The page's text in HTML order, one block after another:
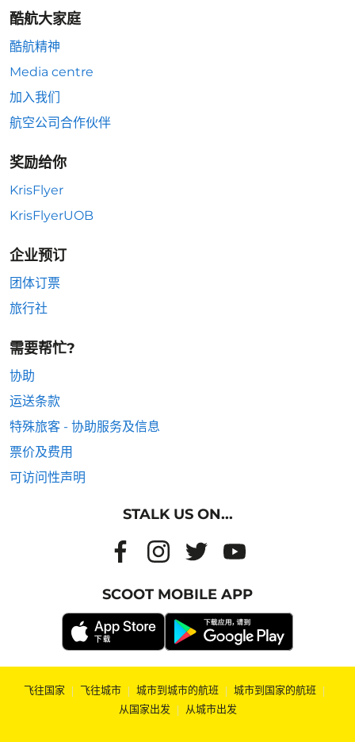
酷航大家庭
酷航精神
Media centre
加入我们
航空公司合作伙伴
奖励给你
KrisFlyer
KrisFlyerUOB
企业预订
团体订票
旅行社
需要帮忙?
协助
运送条款
特殊旅客 - 协助服务及信息
票价及费用
可访问性声明
STALK US ON...
SCOOT MOBILE APP
飞往国家 | 飞往城市 | 城市到城市的航班 | 城市到国家的航班 |
从国家出发 | 从城市出发